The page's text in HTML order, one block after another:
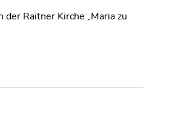
Raitner Kirche „Maria zu